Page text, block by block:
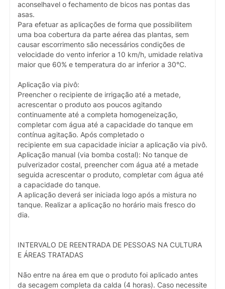
aconselhavel o fechamento de bicos nas pontas das
asas.
Para efetuar as aplicações de forma que possibilitem
uma boa cobertura da parte aérea das plantas, sem
causar escorrimento são necessários condições de
velocidade do vento inferior a 10 km/h, umidade relativa
maior que 60% e temperatura do ar inferior a 30°C.
Aplicação via pivô:
Preencher o recipiente de irrigação até a metade,
acrescentar o produto aos poucos agitando
continuamente até a completa homogeneização,
completar com água até a capacidade do tanque em
contínua agitação. Após completado o
recipiente em sua capacidade iniciar a aplicação via pivô.
Aplicação manual (via bomba costal): No tanque de
pulverizador costal, preencher com água até a metade
seguida acrescentar o produto, completar com água até
a capacidade do tanque.
A aplicação deverá ser iniciada logo após a mistura no
tanque. Realizar a aplicação no horário mais fresco do
dia.
INTERVALO DE REENTRADA DE PESSOAS NA CULTURA
E ÁREAS TRATADAS
Não entre na área em que o produto foi aplicado antes
da secagem completa da calda (4 horas). Caso necessite